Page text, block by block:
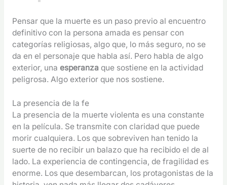
Pensar que la muerte es un paso previo al encuentro
definitivo con la persona amada es pensar con
categorías religiosas, algo que, lo más seguro, no se
da en el personaje que habla así. Pero habla de algo
exterior, una esperanza que sostiene en la actividad
peligrosa. Algo exterior que nos sostiene.
La presencia de la fe
La presencia de la muerte violenta es una constante
en la película. Se transmite con claridad que puede
morir cualquiera. Los que sobreviven han tenido la
suerte de no recibir un balazo que ha recibido el de al
lado. La experiencia de contingencia, de fragilidad es
enorme. Los que desembarcan, los protagonistas de la